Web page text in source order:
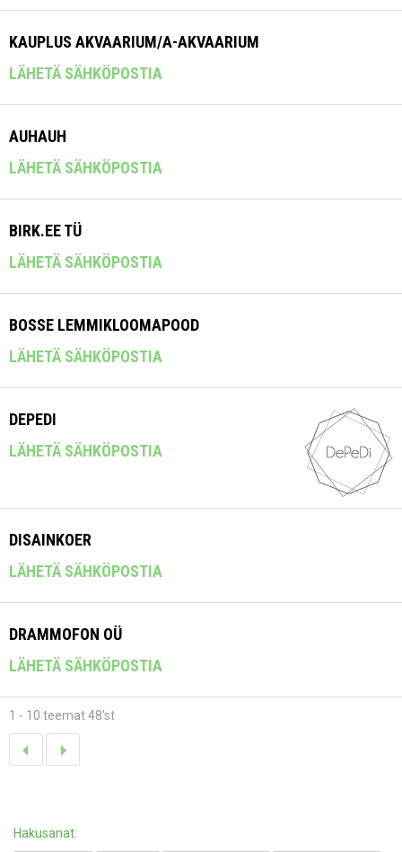
KAUPLUS AKVAARIUM/A-AKVAARIUM
LÄHETÄ SÄHKÖPOSTIA
AUHAUH
LÄHETÄ SÄHKÖPOSTIA
BIRK.EE TÜ
LÄHETÄ SÄHKÖPOSTIA
BOSSE LEMMIKLOOMAPOOD
LÄHETÄ SÄHKÖPOSTIA
DEPEDI
LÄHETÄ SÄHKÖPOSTIA
DISAINKOER
LÄHETÄ SÄHKÖPOSTIA
DRAMMOFON OÜ
LÄHETÄ SÄHKÖPOSTIA
1 - 10 teemat 48'st
Hakusanat: